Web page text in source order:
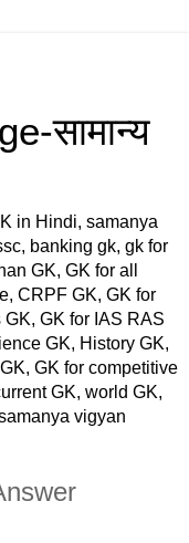
सामान्य
in Hindi, samanya
banking gk, gk for
GK, GK for all
CRPF GK, GK for
GK for IAS RAS
GK, History GK,
GK for competitive
GK, world GK,
vigyan